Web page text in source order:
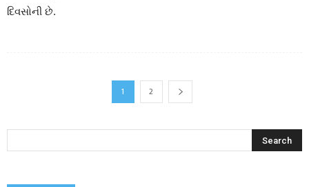
દિવસોની છે.
1 2